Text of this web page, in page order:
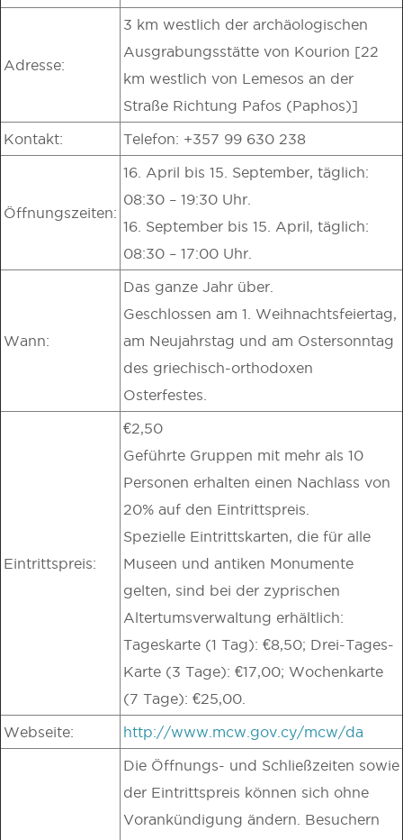
Adresse:
3 km westlich der archäologischen
Ausgrabungsstätte von Kourion [22
km westlich von Lemesos an der
Straße Richtung Pafos (Paphos)]
Kontakt: Telefon: +357 99 630 238
Öffnungszeiten:
16. April bis 15. September, täglich:
08:30 – 19:30 Uhr.
16. September bis 15. April, täglich:
08:30 – 17:00 Uhr.
Wann:
Das ganze Jahr über.
Geschlossen am 1. Weihnachtsfeiertag,
am Neujahrstag und am Ostersonntag
des griechisch-orthodoxen
Osterfestes.
Eintrittspreis:
€2,50
Geführte Gruppen mit mehr als 10
Personen erhalten einen Nachlass von
20% auf den Eintrittspreis.
Spezielle Eintrittskarten, die für alle
Museen und antiken Monumente
gelten, sind bei der zyprischen
Altertumsverwaltung erhältlich:
Tageskarte (1 Tag): €8,50; Drei-Tages-
Karte (3 Tage): €17,00; Wochenkarte
(7 Tage): €25,00.
Webseite: http://www.mcw.gov.cy/mcw/da
Die Öffnungs- und Schließzeiten sowie
der Eintrittspreis können sich ohne
Vorankündigung ändern. Besuchern